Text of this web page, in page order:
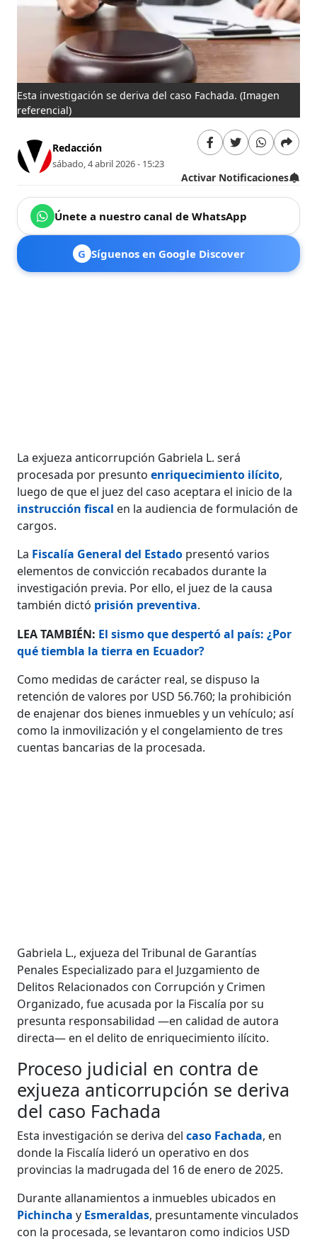
Esta investigación se deriva del caso Fachada. (Imagen
referencial)
Redacción
sábado, 4 abril 2026 - 15:23
Activar Notificaciones
Únete a nuestro canal de WhatsApp
G Síguenos en Google Discover
La exjueza anticorrupción Gabriela L. será
procesada por presuntoenriquecimiento ilícito,
luego de que el juez del caso aceptara el inicio de la
instrucción fiscal en la audiencia de formulación de
cargos.
La Fiscalía General del Estado presentó varios
elementos de convicción recabados durante la
investigación previa. Por ello, el juez de la causa
también dictó prisión preventiva.
LEA TAMBIÉN: El sismo que despertó al país: ¿Por
qué tiembla la tierra en Ecuador?
Como medidas de carácter real, se dispuso la
retención de valores por USD 56.760; la prohibición
de enajenar dos bienes inmuebles y un vehículo; así
como la inmovilización y el congelamiento de tres
cuentas bancarias de la procesada.
Gabriela L., exjueza del Tribunal de Garantías
Penales Especializado para el Juzgamiento de
Delitos Relacionados con Corrupción y Crimen
Organizado, fue acusada por la Fiscalía por su
presunta responsabilidad —en calidad de autora
directa— en el delito de enriquecimiento ilícito.
Proceso judicial en contra de
exjueza anticorrupción se deriva
del caso Fachada
Esta investigación se deriva delcaso Fachada, en
donde la Fiscalía lideró un operativo en dos
provincias la madrugada del 16 de enero de 2025.
Durante allanamientos a inmuebles ubicados en
Pichinchay Esmeraldas, presuntamente vinculados
con la procesada, se levantaron como indicios USD